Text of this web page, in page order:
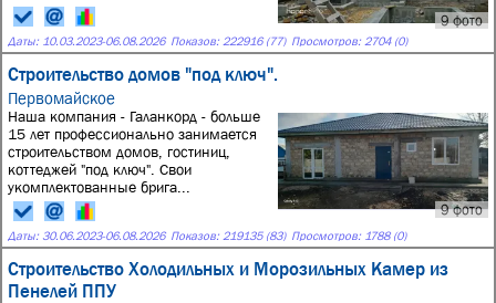
9 фото
Даты: 10.03.2023-06.08.2026 Показов: 222916 (77) Просмотров: 2704 (0)
Строительство домов "под ключ".
Первомайское
9 фото
Наша компания - Галанкорд - больше
15 лет профессионально занимается
строительством домов, гостиниц,
коттеджей "под ключ". Свои
укомплектованные брига...
Даты: 30.06.2023-06.08.2026 Показов: 219135 (83) Просмотров: 1788 (0)
Строительство Холодильных и Морозильных Камер из
Пенелей ППУ